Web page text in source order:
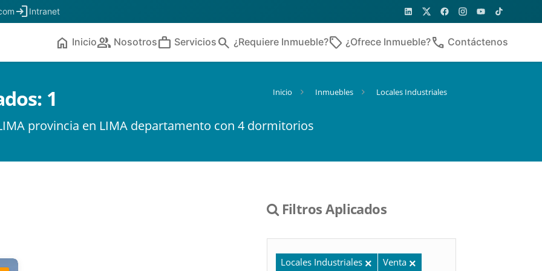
loginIntranet
home Iniciopeople Nosotroswork Servicios search ¿Requiere Inmueble?sell ¿Ofrece Inmueble?phone Contáctenos
1 Inicio Inmuebles Locales Industriales
provincia en LIMA departamento con 4 dormitorios
Filtros Aplicados
Locales Industriales Venta